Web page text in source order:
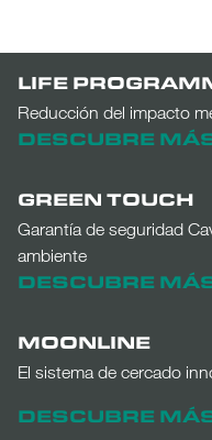
LIFE
Reducción del impacto
DESCUBRE
GREEN TOUCH
Garantía de seguridad
ambiente
DESCUBRE
MOONLINE
El sistema de cercado
DESCUBRE